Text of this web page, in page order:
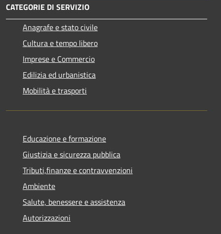
CATEGORIE DI SERVIZIO
Anagrafe e stato civile
Cultura e tempo libero
Imprese e Commercio
Edilizia ed urbanistica
Mobilità e trasporti
Educazione e formazione
Giustizia e sicurezza pubblica
Tributi,finanze e contravvenzioni
Ambiente
Salute, benessere e assistenza
Autorizzazioni